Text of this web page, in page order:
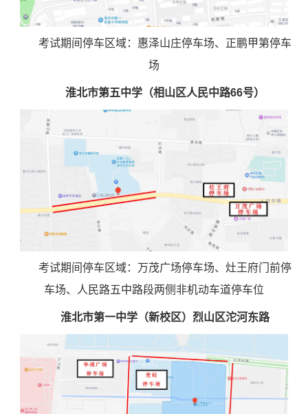
考试期间停车区域：惠泽山庄停车场、正鹏甲第停车
场
淮北市第五中学（相山区人民中路66号）
考试期间停车区域：万茂广场停车场、灶王府门前停
车场、人民路五中路段两侧非机动车道停车位
淮北市第一中学（新校区）烈山区沱河东路